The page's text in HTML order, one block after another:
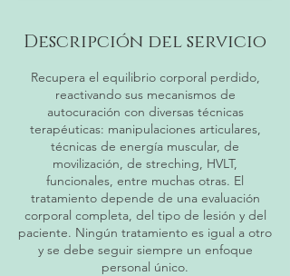
Descripción del servicio
Recupera el equilibrio corporal perdido,
reactivando sus mecanismos de
autocuración con diversas técnicas
terapéuticas: manipulaciones articulares,
técnicas de energía muscular, de
movilización, de streching, HVLT,
funcionales, entre muchas otras. El
tratamiento depende de una evaluación
corporal completa, del tipo de lesión y del
paciente. Ningún tratamiento es igual a otro
y se debe seguir siempre un enfoque
personal único.